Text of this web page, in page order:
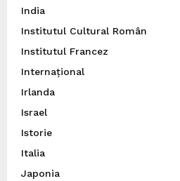
India
Institutul Cultural Român
Institutul Francez
Internațional
Irlanda
Israel
Istorie
Italia
Japonia